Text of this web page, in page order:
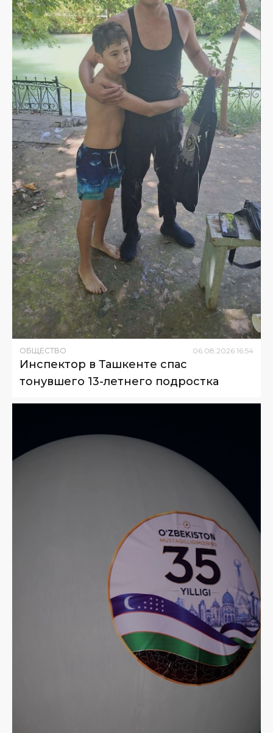
ОБЩЕСТВО 06.08.2026 16:54
Инспектор в Ташкенте спас
тонувшего 13-летнего подростка